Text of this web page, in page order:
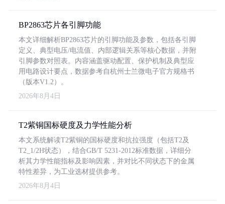
BP2863芯片各引脚功能
本文详细解析BP2863芯片的引脚功能及参数，包括各引脚
定义、典型电压/电流值、内部逻辑关系等核心数据，并附
引脚参数对照表。内容涵盖驱动配置、保护机制及典型应
用电路设计要点，数据参考自杭州士兰微电子官方规格书
（版本V1.2）。
2026年8月4日
T2紫铜国标硬度及力学性能分析
本文系统解读T2紫铜的国标硬度和抗拉强度（包括T2及
T2_1/2H状态），结合GB/T 5231-2012标准数据，详细分
析其力学性能指标及影响因素，并对比不同状态下的金属
特性差异，为工业选材提供参考。
2026年8月4日